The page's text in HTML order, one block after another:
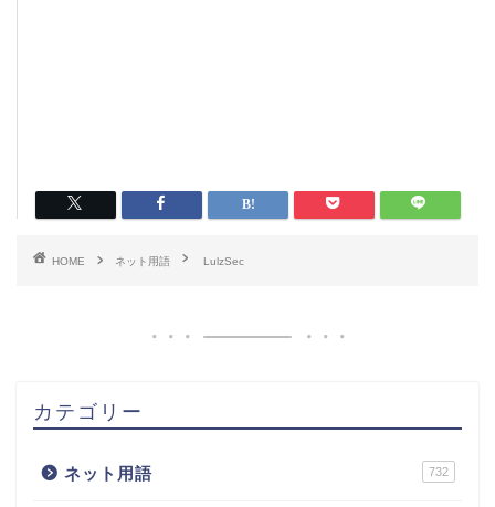
HOME ネット用語 LulzSec
カテゴリー
ネット用語 732